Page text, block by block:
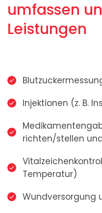
umfassen
Leistungen
Injektionen (z. B.
richten/stellen
Temperatur)
Wundversorgung